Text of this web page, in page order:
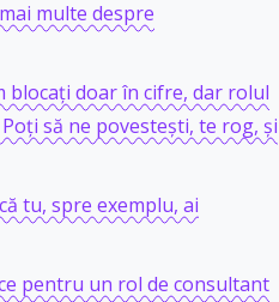
multe despre
blocați doar în cifre, dar rolul
să ne povestești, te rog, și
tu, spre exemplu, ai
pentru un rol de consultant